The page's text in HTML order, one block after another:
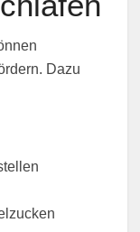
Dazu